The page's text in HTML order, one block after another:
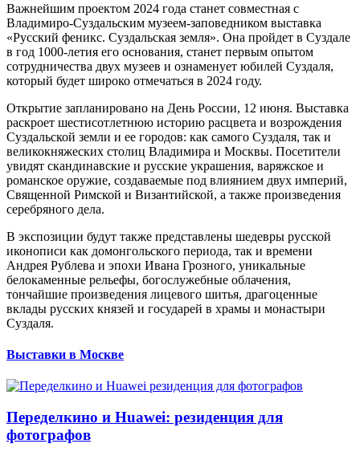
Важнейшим проектом 2024 года станет совместная с
Владимиро-Суздальским музеем-заповедником выставка
«Русский феникс. Суздальская земля». Она пройдет в Суздале
в год 1000-летия его основания, станет первым опытом
сотрудничества двух музеев и ознаменует юбилей Суздаля,
который будет широко отмечаться в 2024 году.
Открытие запланировано на День России, 12 июня. Выставка
раскроет шестисотлетнюю историю расцвета и возрождения
Суздальской земли и ее городов: как самого Суздаля, так и
великокняжеских столиц Владимира и Москвы. Посетители
увидят скандинавские и русские украшения, варяжское и
романское оружие, создаваемые под влиянием двух империй,
Священной Римской и Византийской, а также произведения
серебряного дела.
В экспозиции будут также представлены шедевры русской
иконописи как домонгольского периода, так и времени
Андрея Рублева и эпохи Ивана Грозного, уникальные
белокаменные рельефы, богослужебные облачения,
тончайшие произведения лицевого шитья, драгоценные
вклады русских князей и государей в храмы и монастыри
Суздаля.
Выставки в Москве
Переделкино и Huawei: резиденция для
фотографов